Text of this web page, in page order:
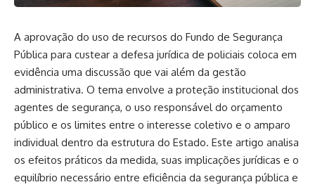
A aprovação do uso de recursos do Fundo de Segurança
Pública para custear a defesa jurídica de policiais coloca em
evidência uma discussão que vai além da gestão
administrativa. O tema envolve a proteção institucional dos
agentes de segurança, o uso responsável do orçamento
público e os limites entre o interesse coletivo e o amparo
individual dentro da estrutura do Estado. Este artigo analisa
os efeitos práticos da medida, suas implicações jurídicas e o
equilíbrio necessário entre eficiência da segurança pública e